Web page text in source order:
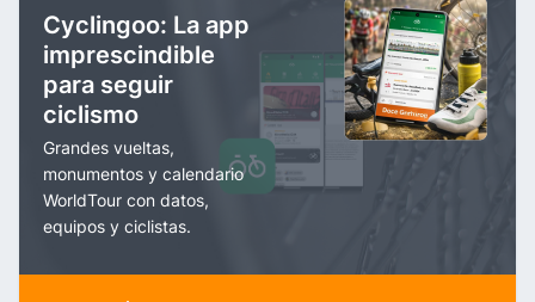
Cyclingoo: La app
imprescindible
para seguir
ciclismo
Grandes vueltas,
monumentos y calendario
WorldTour con datos,
equipos y ciclistas.